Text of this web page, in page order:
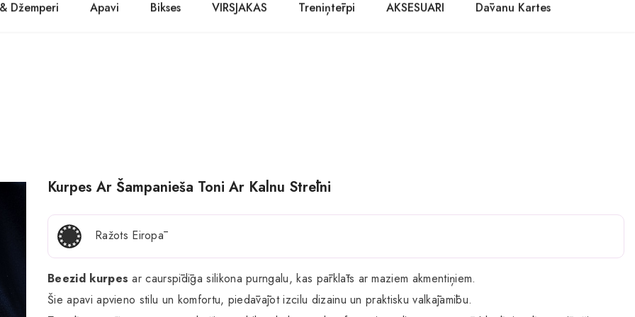
PASŪTĪT TŪLĪT! Prece tiks piegādāta 1-3 dienu laikā.
Džemperi Apavi Bikses VIRSJAKAS Treniņtērpi AKSESUĀRI Dāvanu Kartes
Kurpes Ar Šampanieša Toni Ar Kalnu Strēlni
Ražots Eiropā
Beezid kurpes ar caurspīdīga silikona purngalu, kas pārklāts ar maziem akmentiņiem.
Šie apavi apvieno stilu un komfortu, piedāvājot izcilu dizainu un praktisku valkājamību.